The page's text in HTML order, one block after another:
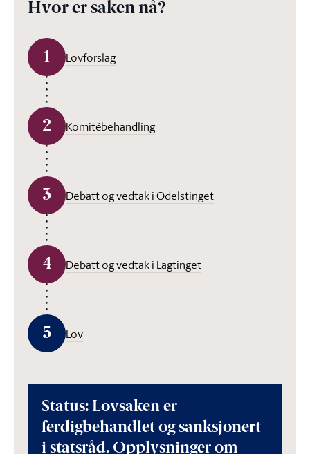
Hvor er saken nå?
1 Lovforslag
2 Komitébehandling
3 Debatt og vedtak i Odelstinget
4 Debatt og vedtak i Lagtinget
5 Lov
Status: Lovsaken er
ferdigbehandlet og sanksjonert
i statsråd. Opplysninger om